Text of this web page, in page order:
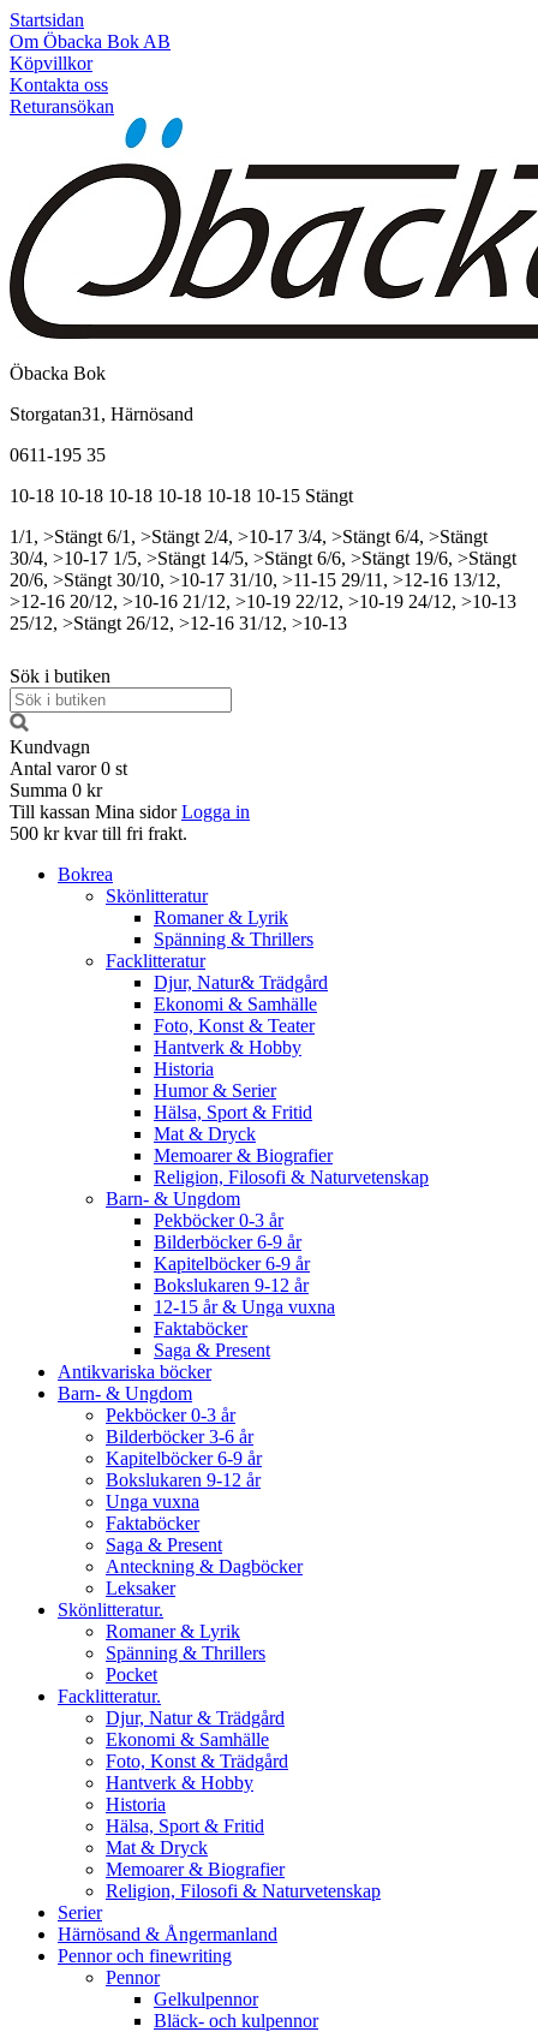
Startsidan
Om Öbacka Bok AB
Köpvillkor
Kontakta oss
Returansökan
Öbacka Bok
Storgatan31, Härnösand
0611-195 35
10-18 10-18 10-18 10-18 10-18 10-15 Stängt
1/1, >Stängt 6/1, >Stängt 2/4, >10-17 3/4, >Stängt 6/4, >Stängt
30/4, >10-17 1/5, >Stängt 14/5, >Stängt 6/6, >Stängt 19/6, >Stängt
20/6, >Stängt 30/10, >10-17 31/10, >11-15 29/11, >12-16 13/12,
>12-16 20/12, >10-16 21/12, >10-19 22/12, >10-19 24/12, >10-13
25/12, >Stängt 26/12, >12-16 31/12, >10-13
Sök i butiken
Kundvagn
Antal varor 0 st
Summa 0 kr
Till kassan Mina sidor Logga in
500 kr kvar till fri frakt.
Bokrea
Skönlitteratur
Romaner & Lyrik
Spänning & Thrillers
Facklitteratur
Djur, Natur& Trädgård
Ekonomi & Samhälle
Foto, Konst & Teater
Hantverk & Hobby
Historia
Humor & Serier
Hälsa, Sport & Fritid
Mat & Dryck
Memoarer & Biografier
Religion, Filosofi & Naturvetenskap
Barn- & Ungdom
Pekböcker 0-3 år
Bilderböcker 6-9 år
Kapitelböcker 6-9 år
Bokslukaren 9-12 år
12-15 år & Unga vuxna
Faktaböcker
Saga & Present
Antikvariska böcker
Barn- & Ungdom
Pekböcker 0-3 år
Bilderböcker 3-6 år
Kapitelböcker 6-9 år
Bokslukaren 9-12 år
Unga vuxna
Faktaböcker
Saga & Present
Anteckning & Dagböcker
Leksaker
Skönlitteratur.
Romaner & Lyrik
Spänning & Thrillers
Pocket
Facklitteratur.
Djur, Natur & Trädgård
Ekonomi & Samhälle
Foto, Konst & Trädgård
Hantverk & Hobby
Historia
Hälsa, Sport & Fritid
Mat & Dryck
Memoarer & Biografier
Religion, Filosofi & Naturvetenskap
Serier
Härnösand & Ångermanland
Pennor och finewriting
Pennor
Gelkulpennor
Bläck- och kulpennor